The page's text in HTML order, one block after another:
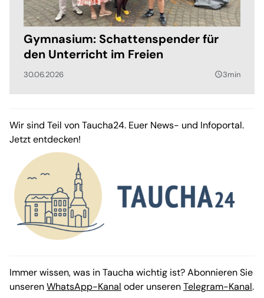
Gymnasium: Schattenspender für
den Unterricht im Freien
30.06.2026 query_builder3min
Wir sind Teil von Taucha24. Euer News- und Infoportal.
Jetzt entdecken!
Immer wissen, was in Taucha wichtig ist? Abonnieren Sie
unserenWhatsApp-Kanal oder unserenTelegram-Kanal.